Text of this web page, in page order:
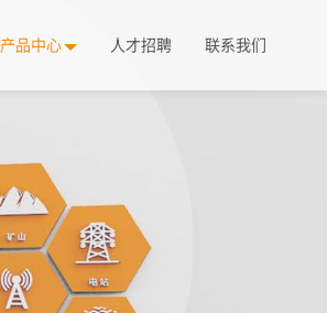
产品中心 人才招聘 联系我们